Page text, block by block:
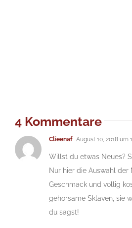
4 Kommentare
Clieenaf August 10, 2018 um
Willst du etwas Neues?
Nur hier die Auswahl der
Geschmack und vollig
gehorsame Sklaven, sie
du sagst!